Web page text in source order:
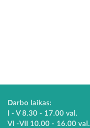
Darbo laikas:
I - V 8.30 - 17.00 val.
VI -VII 10.00 - 16.00 val.